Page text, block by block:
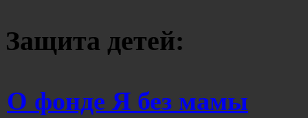
Защита детей:
О фонде Я без мамы